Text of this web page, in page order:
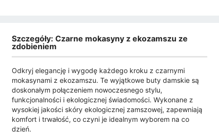
Szczegóły: Czarne mokasyny z ekozamszu ze
zdobieniem
Odkryj elegancję i wygodę każdego kroku z czarnymi
mokasynami z ekozamszu. Te wyjątkowe buty damskie są
doskonałym połączeniem nowoczesnego stylu,
funkcjonalności i ekologicznej świadomości. Wykonane z
wysokiej jakości skóry ekologicznej zamszowej, zapewniają
komfort i trwałość, co czyni je idealnym wyborem na co
dzień.